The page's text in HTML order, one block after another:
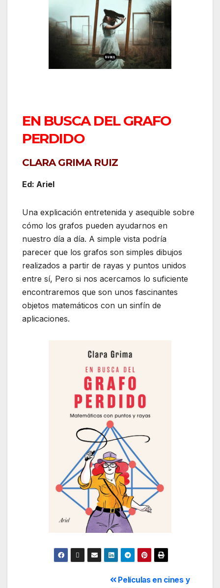
EN BUSCA DEL GRAFO
PERDIDO
CLARA GRIMA RUIZ
Ed: Ariel
Una explicación entretenida y asequible sobre
cómo los grafos pueden ayudarnos en
nuestro día a día. A simple vista podría
parecer que los grafos son simples dibujos
realizados a partir de rayas y puntos unidos
entre sí, Pero si nos acercamos lo suficiente
encontraremos que son unos fascinantes
objetos matemáticos con un sinfín de
aplicaciones.
Películas en cines y